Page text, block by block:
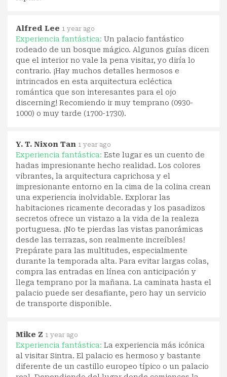
Alfred Lee 1 year ago
Experiencia fantástica: Un palacio fantástico
rodeado de un bosque mágico. Algunos guías dicen
que el interior no vale la pena visitar, yo diría lo
contrario. ¡Hay muchos detalles hermosos e
intrincados en esta arquitectura ecléctica
romántica que son interesantes para el ojo
discerning! Recomiendo ir muy temprano (0930-
1000) o muy tarde (1700-1730).
Y. T. Nixon Tan 1 year ago
Experiencia fantástica: Este lugar es un cuento de
hadas impresionante hecho realidad. Los colores
vibrantes, la arquitectura caprichosa y el
impresionante entorno en la cima de la colina crean
una experiencia inolvidable. Explorar las
habitaciones ricamente decoradas y los pasadizos
secretos ofrece un vistazo a la vida de la realeza
portuguesa. ¡No te pierdas las vistas panorámicas
desde las terrazas, son realmente increíbles!
Prepárate para las multitudes, especialmente
durante la temporada alta. Para evitar largas colas,
compra las entradas en línea con anticipación y
llega temprano por la mañana. La caminata hasta el
palacio puede ser desafiante, pero hay un servicio
de transporte disponible.
Mike Z 1 year ago
Experiencia fantástica: La experiencia más icónica
al visitar Sintra. El palacio es hermoso y bastante
diferente de un castillo europeo típico o un palacio